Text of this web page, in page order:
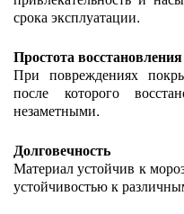
срока эксплуатации.
Простота восстановления
При повреждениях
после которого
незаметными.
Долговечность
Материал устойчив к
устойчивостью к